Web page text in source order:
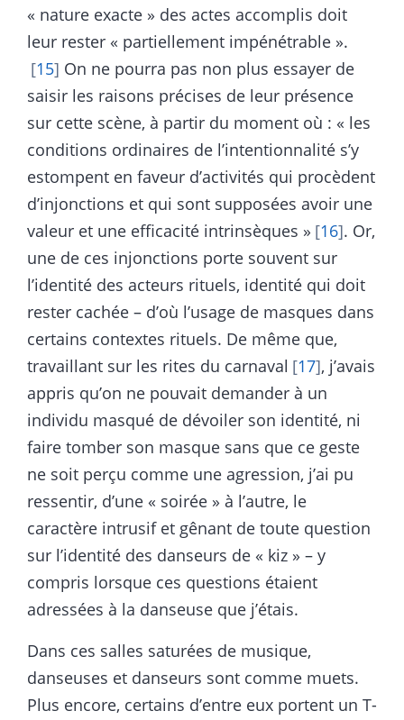
« nature exacte » des actes accomplis doit
leur rester « partiellement impénétrable ».
15 On ne pourra pas non plus essayer de
saisir les raisons précises de leur présence
sur cette scène, à partir du moment où : « les
conditions ordinaires de l’intentionnalité s’y
estompent en faveur d’activités qui procèdent
d’injonctions et qui sont supposées avoir une
valeur et une efficacité intrinsèques » 16 . Or,
une de ces injonctions porte souvent sur
l’identité des acteurs rituels, identité qui doit
rester cachée – d’où l’usage de masques dans
certains contextes rituels. De même que,
travaillant sur les rites du carnaval 17 , j’avais
appris qu’on ne pouvait demander à un
individu masqué de dévoiler son identité, ni
faire tomber son masque sans que ce geste
ne soit perçu comme une agression, j’ai pu
ressentir, d’une « soirée » à l’autre, le
caractère intrusif et gênant de toute question
sur l’identité des danseurs de « kiz » – y
compris lorsque ces questions étaient
adressées à la danseuse que j’étais.
Dans ces salles saturées de musique,
danseuses et danseurs sont comme muets.
Plus encore, certains d’entre eux portent un T-